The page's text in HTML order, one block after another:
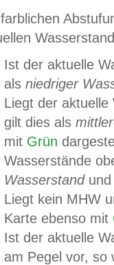
Ist der aktuelle
als niedriger
Liegt der
gilt dies als
mit Grün
Wasserstände
Wasserstandund
Liegt kein MHW
Karte ebenso mit
Ist der aktuelle
am Pegel vor,